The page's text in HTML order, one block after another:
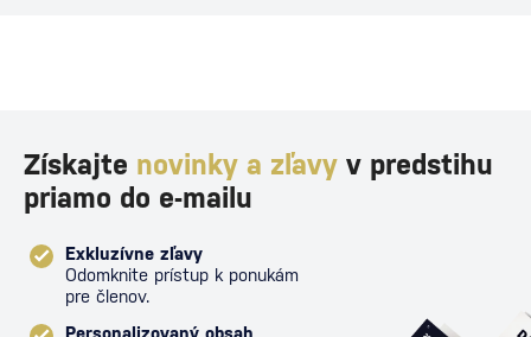
Získajte novinky a zľavy v predstihu
priamo do e-mailu
Exkluzívne zľavy
Odomknite prístup k ponukám
pre členov.
Personalizovaný obsah